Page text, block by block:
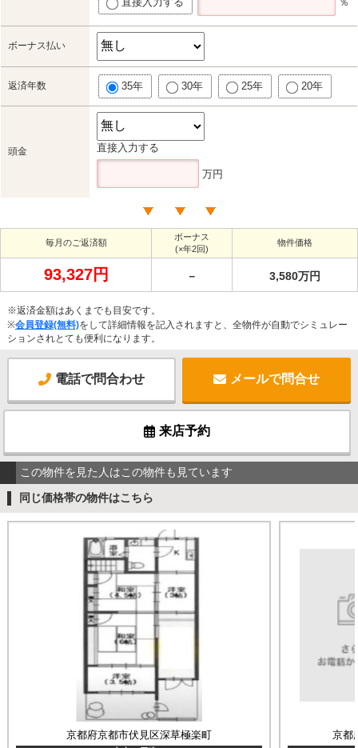
ボーナス払い
返済年数 35年 30年 25年 20年
頭金 直接入力する
万円
毎月のご返済額
ボーナス
(×年2回)
物件価格
93,327円 － 3,580万円
※返済金額はあくまでも目安です。
※会員登録(無料)をして詳細情報を記入されますと、全物件が自動でシミュレー
ションされとても便利になります。
電話で問合わせ メールで問合せ
来店予約
この物件を見た人はこの物件も見ています
同じ価格帯の物件はこちら
京都府京都市伏見区深草極楽町 京都